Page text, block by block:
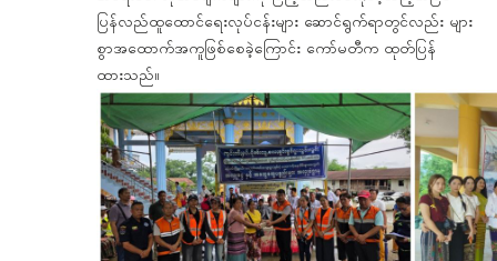
ပြန်လည်ထူထောင်ရေးလုပ်ငန်းများ ဆောင်ရွက်ရာတွင်လည်း များ
စွာအထောက်အကူဖြစ်စေခဲ့ကြောင်း ကော်မတီက ထုတ်ပြန်
ထားသည်။